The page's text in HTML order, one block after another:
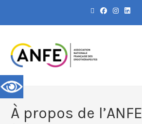
À propos de l’ANFE